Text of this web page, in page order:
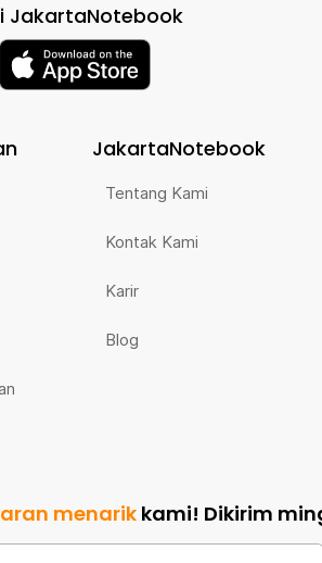
JakartaNotebook
JakartaNotebook
Tentang Kami
Kontak Kami
Karir
Blog
menarik kami! Dikirim